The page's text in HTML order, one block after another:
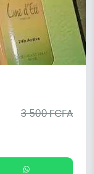
3 500 FCFA